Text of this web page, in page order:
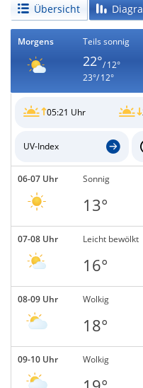
Übersicht
Morgens Teils sonnig
22°/ 12°
23°/ 12°
05:21 Uhr
UV-Index
06-07 Uhr Sonnig
13°
07-08 Uhr Leicht bewölkt
16°
08-09 Uhr Wolkig
18°
09-10 Uhr Wolkig